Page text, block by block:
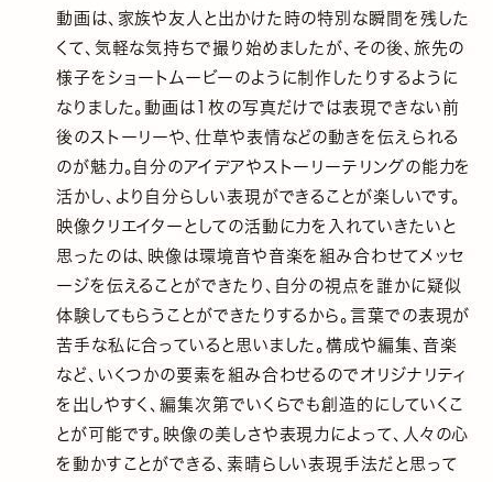
動画は、家族や友人と出かけた時の特別な瞬間を残した
くて、気軽な気持ちで撮り始めましたが、その後、旅先の
様子をショートムービーのように制作したりするように
なりました。動画は1枚の写真だけでは表現できない前
後のストーリーや、仕草や表情などの動きを伝えられる
のが魅力。自分のアイデアやストーリーテリングの能力を
活かし、より自分らしい表現ができることが楽しいです。
映像クリエイターとしての活動に力を入れていきたいと
思ったのは、映像は環境音や音楽を組み合わせてメッセ
ージを伝えることができたり、自分の視点を誰かに疑似
体験してもらうことができたりするから。言葉での表現が
苦手な私に合っていると思いました。構成や編集、音楽
など、いくつかの要素を組み合わせるのでオリジナリティ
を出しやすく、編集次第でいくらでも創造的にしていくこ
とが可能です。映像の美しさや表現力によって、人々の心
を動かすことができる、素晴らしい表現手法だと思って